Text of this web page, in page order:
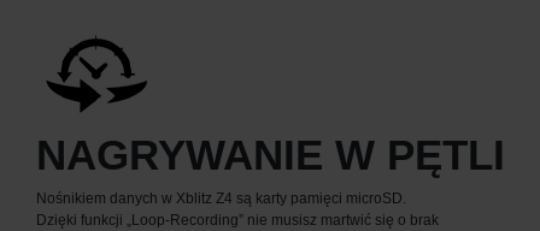
NAGRYWANIE W PĘTLI
Nośnikiem danych w Xblitz Z4 są karty pamięci microSD.
Dzięki funkcji „Loop-Recording” nie musisz martwić się o brak